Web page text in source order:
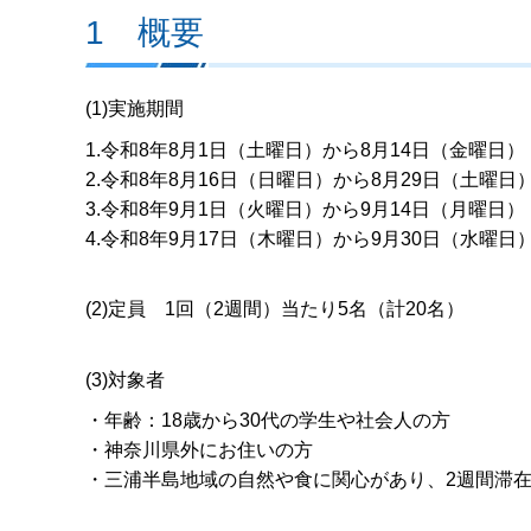
1 概要
(1)実施期間
1.令和8年8月1日（土曜日）から8月14日（金曜日）
2.令和8年8月16日（日曜日）から8月29日（土曜日）
3.令和8年9月1日（火曜日）から9月14日（月曜日）
4.令和8年9月17日（木曜日）から9月30日（水曜日）
(2)定員 1回（2週間）当たり5名（計20名）
(3)対象者
・年齢：18歳から30代の学生や社会人の方
・神奈川県外にお住いの方
・三浦半島地域の自然や食に関心があり、2週間滞